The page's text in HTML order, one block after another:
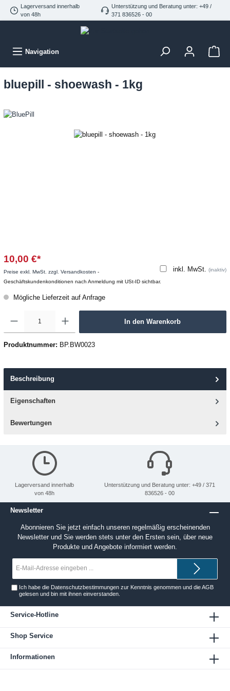
Lagerversand innerhalb
von 48h
Unterstützung und Beratung unter: +49 /
371 836526 - 00
Navigation
bluepill - shoewash - 1kg
10,00 €*
inkl. MwSt. (inaktiv)
Preise exkl. MwSt. zzgl. Versandkosten -
Geschäftskundenkonditionen nach Anmeldung mit USt-ID sichtbar.
Mögliche Lieferzeit auf Anfrage
In den Warenkorb
Produktnummer: BP.BW0023
Beschreibung
Eigenschaften
Bewertungen
Lagerversand innerhalb
von 48h
Unterstützung und Beratung unter: +49 / 371
836526 - 00
Newsletter
Abonnieren Sie jetzt einfach unseren regelmäßig erscheinenden
Newsletter und Sie werden stets unter den Ersten sein, über neue
Produkte und Angebote informiert werden.
Ich habe die Datenschutzbestimmungen zur Kenntnis genommen und dieAGB
gelesen und bin mit ihnen einverstanden.
Service-Hotline
Shop Service
Informationen